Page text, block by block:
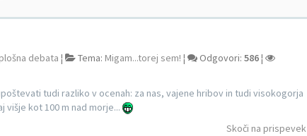
debata ¦ Tema: Migam...torej sem! ¦ Odgovori: 586¦
tudi razliko v ocenah: za nas, vajene hribov in tudi visokogorja
kot 100 m nad morje...
Skoči na prispevek